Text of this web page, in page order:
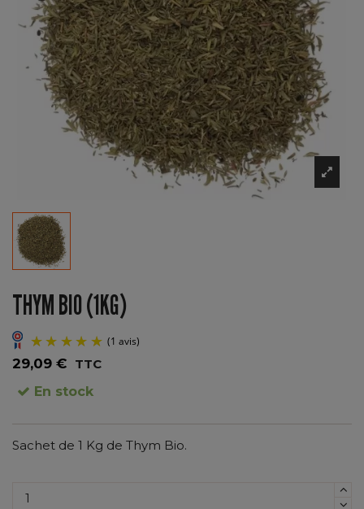
THYM BIO (1KG)
29,09 € TTC
En stock
Sachet de 1 Kg de Thym Bio.